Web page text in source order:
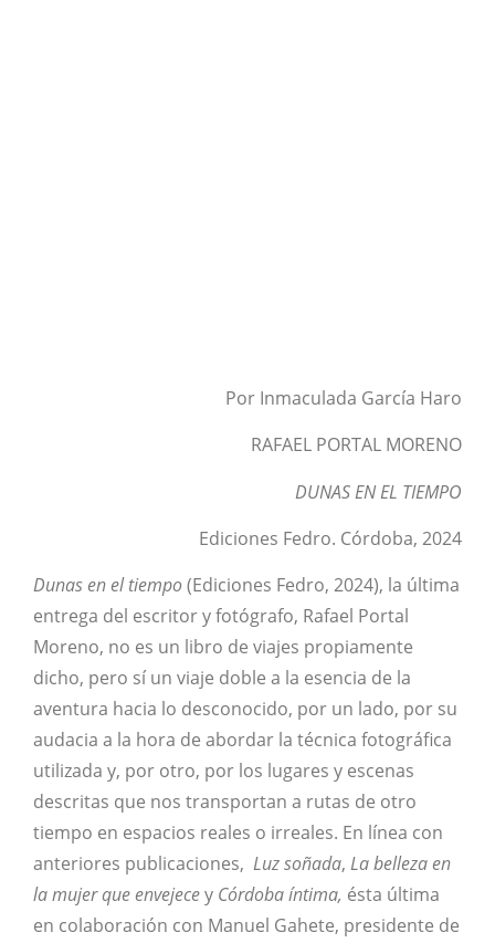
Por Inmaculada García Haro
RAFAEL PORTAL MORENO
DUNAS EN EL TIEMPO
Ediciones Fedro. Córdoba, 2024
Dunas en el tiempo(Ediciones Fedro, 2024), la última
entrega del escritor y fotógrafo, Rafael Portal
Moreno, no es un libro de viajes propiamente
dicho, pero sí un viaje doble a la esencia de la
aventura hacia lo desconocido, por un lado, por su
audacia a la hora de abordar la técnica fotográfica
utilizada y, por otro, por los lugares y escenas
descritas que nos transportan a rutas de otro
tiempo en espacios reales o irreales. En línea con
anteriores publicaciones, Luz soñada, La belleza en
la mujer que envejecey Córdoba íntima, ésta última
en colaboración con Manuel Gahete, presidente de